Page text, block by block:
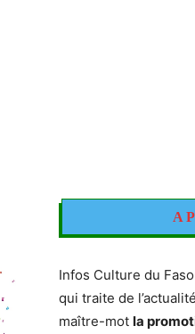
A
Infos Culture du
qui traite de
maître-mot la